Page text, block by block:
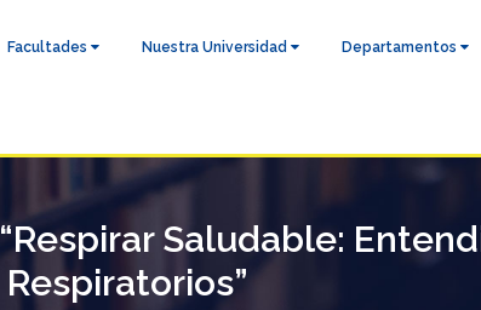
Facultades Nuestra Universidad Departamentos
Saludable:
Respiratorios”